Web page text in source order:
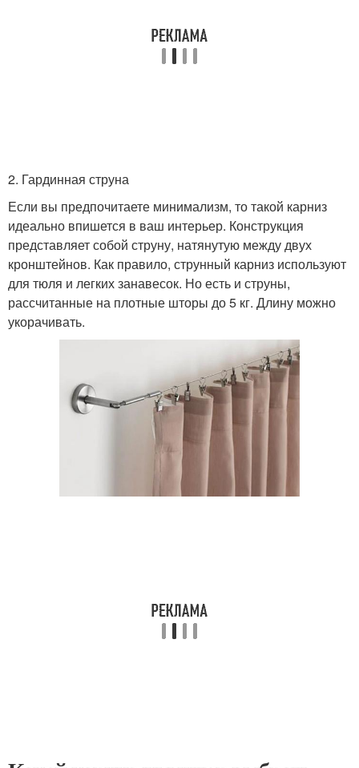
2. Гардинная струна
Если вы предпочитаете минимализм, то такой карниз
идеально впишется в ваш интерьер. Конструкция
представляет собой струну, натянутую между двух
кронштейнов. Как правило, струнный карниз используют
для тюля и легких занавесок. Но есть и струны,
рассчитанные на плотные шторы до 5 кг. Длину можно
укорачивать.